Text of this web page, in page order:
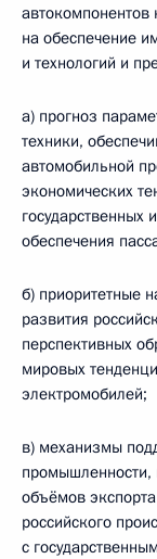
на обеспечение
и технологий и
а) прогноз
техники,
автомобильной
экономических
государственных
обеспечения
б) приоритетные
развития
перспективных
мировых
электромобилей;
в) механизмы
промышленности,
объёмов
российского
с